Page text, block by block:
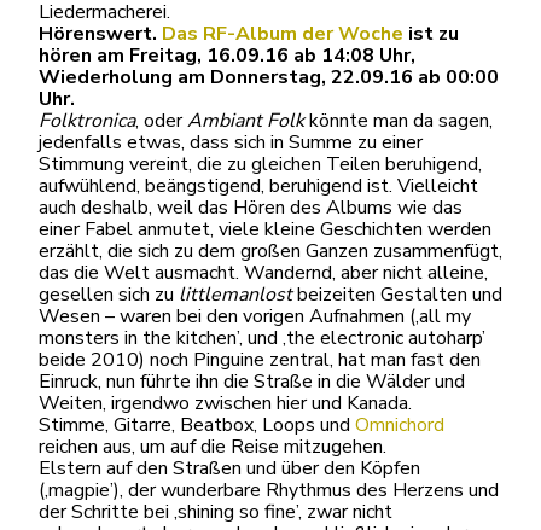
Liedermacherei.
Hörenswert. Das RF-Album der Woche ist zu
hören am Freitag, 16.09.16 ab 14:08 Uhr,
Wiederholung am Donnerstag, 22.09.16 ab 00:00
Uhr.
Folktronica, oderAmbiant Folkkönnte man da sagen,
jedenfalls etwas, dass sich in Summe zu einer
Stimmung vereint, die zu gleichen Teilen beruhigend,
aufwühlend, beängstigend, beruhigend ist. Vielleicht
auch deshalb, weil das Hören des Albums wie das
einer Fabel anmutet, viele kleine Geschichten werden
erzählt, die sich zu dem großen Ganzen zusammenfügt,
das die Welt ausmacht. Wandernd, aber nicht alleine,
gesellen sich zu littlemanlostbeizeiten Gestalten und
Wesen – waren bei den vorigen Aufnahmen (‚all my
monsters in the kitchen’, und ‚the electronic autoharp’
beide 2010) noch Pinguine zentral, hat man fast den
Einruck, nun führte ihn die Straße in die Wälder und
Weiten, irgendwo zwischen hier und Kanada.
Stimme, Gitarre, Beatbox, Loops und Omnichord
reichen aus, um auf die Reise mitzugehen.
Elstern auf den Straßen und über den Köpfen
(‚magpie’), der wunderbare Rhythmus des Herzens und
der Schritte bei ‚shining so fine’, zwar nicht